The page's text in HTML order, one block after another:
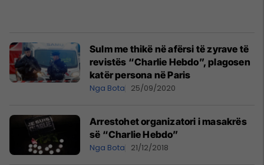
Sulm me thikë në afërsi të zyrave të
revistës “Charlie Hebdo”, plagosen
katër persona në Paris
Nga Bota 25/09/2020
Arrestohet organizatori i masakrës
së “Charlie Hebdo”
Nga Bota 21/12/2018